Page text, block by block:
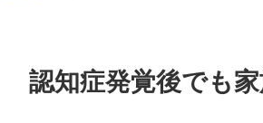
認知症発覚後でも